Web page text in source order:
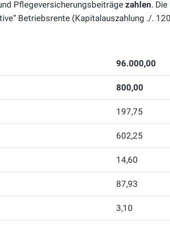
Pflegeversicherungsbeiträge zahlen.
Betriebsrente (Kapitalauszahlung ./.
96.000,00
800,00
197,75
602,25
14,60
87,93
3,10